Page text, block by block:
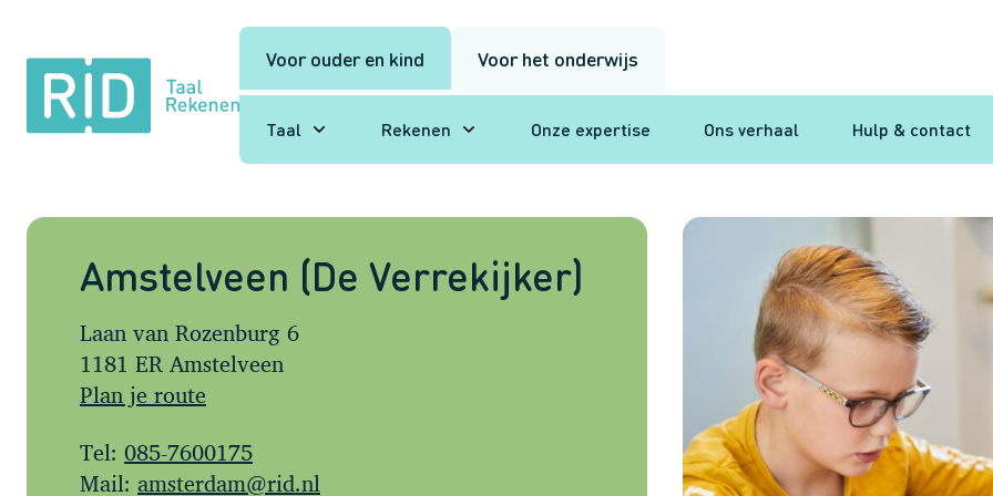
RID
Taal
Rekenen
Voor ouder en kind Voor het onderwijs
Taal Rekenen Onze expertise Ons verhaal Hulp & contact
Amstelveen (De Verrekijker)
Laan van Rozenburg 6
1181 ER Amstelveen
Plan je route
Tel: 085-7600175
Mail: amsterdam@rid.nl